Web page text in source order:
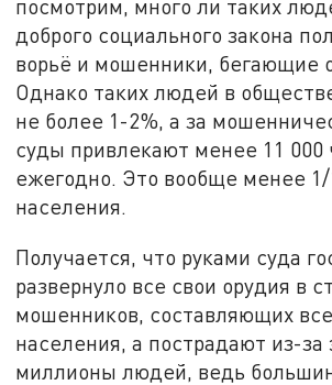
посмотрим, много ли таких
доброго социального закона
ворьё и мошенники, бегающие
Однако таких людей в
не более 1-2%, а за
суды привлекают менее 11 000
ежегодно. Это вообще менее 1/
населения.
Получается, что руками суда
развернуло все свои орудия в
мошенников, составляющих
населения, а пострадают из-за
миллионы людей, ведь